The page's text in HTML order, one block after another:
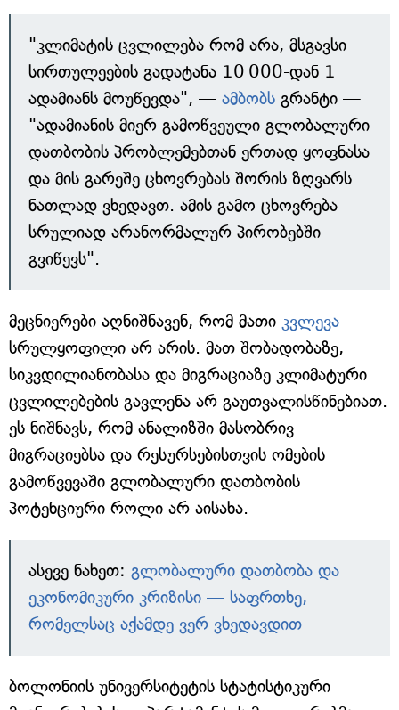
"კლიმატის ცვლილება რომ არა, მსგავსი
სირთულეების გადატანა 10 000-დან 1
ადამიანს მოუწევდა", — ამბობს გრანტი —
"ადამიანის მიერ გამოწვეული გლობალური
დათბობის პრობლემებთან ერთად ყოფნასა
და მის გარეშე ცხოვრებას შორის ზღვარს
ნათლად ვხედავთ. ამის გამო ცხოვრება
სრულიად არანორმალურ პირობებში
გვიწევს".
მეცნიერები აღნიშნავენ, რომ მათი კვლევა
სრულყოფილი არ არის. მათ შობადობაზე,
სიკვდილიანობასა და მიგრაციაზე კლიმატური
ცვლილებების გავლენა არ გაუთვალისწინებიათ.
ეს ნიშნავს, რომ ანალიზში მასობრივ
მიგრაციებსა და რესურსებისთვის ომების
გამოწვევაში გლობალური დათბობის
პოტენციური როლი არ აისახა.
ასევე ნახეთ: გლობალური დათბობა და
ეკონომიკური კრიზისი — საფრთხე,
რომელსაც აქამდე ვერ ვხედავდით
ბოლონიის უნივერსიტეტის სტატისტიკური